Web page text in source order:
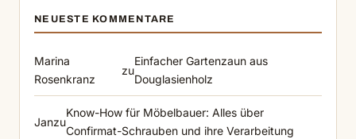
NEUESTE KOMMENTARE
Marina
Rosenkranz
zu
Einfacher Gartenzaun aus
Douglasienholz
Janzu
Know-How für Möbelbauer: Alles über
Confirmat-Schrauben und ihre Verarbeitung